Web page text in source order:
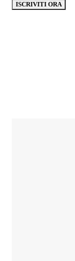
ISCRIVITI ORA